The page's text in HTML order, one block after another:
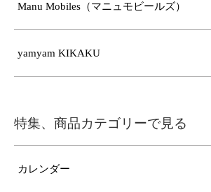
Manu Mobiles（マニュモビールズ）
yamyam KIKAKU
特集、商品カテゴリーで見る
カレンダー